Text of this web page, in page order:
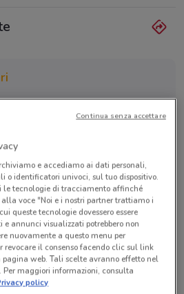
variare in base agli ultimi
nazionali. Verifica l’accuratezza
- Angolo Via Garibaldi
e accediamo ai dati personali,
o identificatori univoci, sul tuo dispositivo.
le tecnologie di tracciamento affinché
voce "Noi e i nostri partner trattiamo i
queste tecnologie dovessero essere
annunci visualizzati potrebbero non
nuovamente a questo menu per
revocare il consenso facendo clic sul link
web. Tali scelte avranno effetto nel
Per maggiori informazioni, consulta
policy
Continua senza accettare